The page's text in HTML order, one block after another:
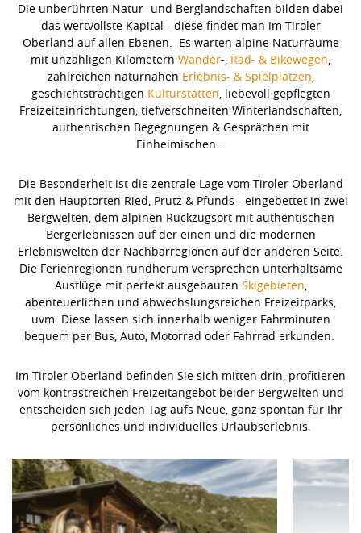
Die unberührten Natur- und Berglandschaften bilden dabei
das wertvollste Kapital - diese findet man im Tiroler
Oberland auf allen Ebenen. Es warten alpine Naturräume
mit unzähligen Kilometern Wander-, Rad- & Bikewegen,
zahlreichen naturnahen Erlebnis- & Spielplätzen,
geschichtsträchtigen Kulturstätten, liebevoll gepflegten
Freizeiteinrichtungen, tiefverschneiten Winterlandschaften,
authentischen Begegnungen & Gesprächen mit
Einheimischen...
Die Besonderheit ist die zentrale Lage vom Tiroler Oberland
mit den Hauptorten Ried, Prutz & Pfunds - eingebettet in zwei
Bergwelten, dem alpinen Rückzugsort mit authentischen
Bergerlebnissen auf der einen und die modernen
Erlebniswelten der Nachbarregionen auf der anderen Seite.
Die Ferienregionen rundherum versprechen unterhaltsame
Ausflüge mit perfekt ausgebauten Skigebieten,
abenteuerlichen und abwechslungsreichen Freizeitparks,
uvm. Diese lassen sich innerhalb weniger Fahrminuten
bequem per Bus, Auto, Motorrad oder Fahrrad erkunden.
Im Tiroler Oberland befinden Sie sich mitten drin, profitieren
vom kontrastreichen Freizeitangebot beider Bergwelten und
entscheiden sich jeden Tag aufs Neue, ganz spontan für Ihr
persönliches und individuelles Urlaubserlebnis.